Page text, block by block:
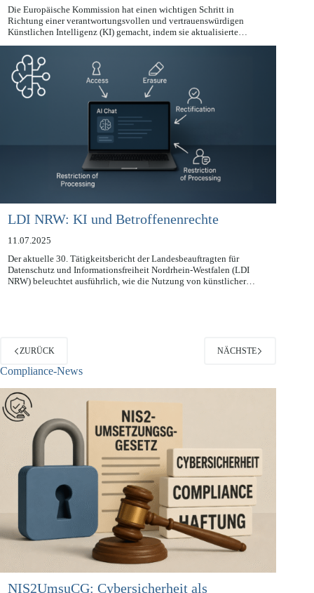
21.07.2025
Die Europäische Kommission hat einen wichtigen Schritt in
Richtung einer verantwortungsvollen und vertrauenswürdigen
Künstlichen Intelligenz (KI) gemacht, indem sie aktualisierte…
LDI NRW: KI und Betroffenenrechte
11.07.2025
Der aktuelle 30. Tätigkeitsbericht der Landesbeauftragten für
Datenschutz und Informationsfreiheit Nordrhein-Westfalen (LDI
ZURÜCK
Compliance-News